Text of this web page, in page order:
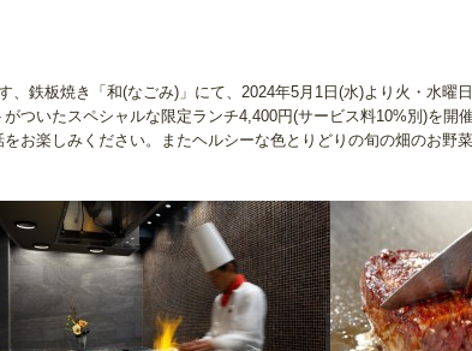
、鉄板焼き「和(なごみ)」にて、2024年5月1日(水)より火・水曜
ついたスペシャルな限定ランチ4,400円(サービス料10%別)を開
お楽しみください。またヘルシーな色とりどりの旬の畑のお野